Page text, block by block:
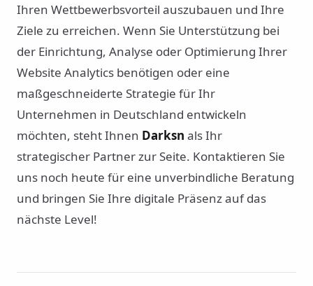
Ihren Wettbewerbsvorteil auszubauen und Ihre
Ziele zu erreichen. Wenn Sie Unterstützung bei
der Einrichtung, Analyse oder Optimierung Ihrer
Website Analytics benötigen oder eine
maßgeschneiderte Strategie für Ihr
Unternehmen in Deutschland entwickeln
möchten, steht Ihnen Darksn als Ihr
strategischer Partner zur Seite. Kontaktieren Sie
uns noch heute für eine unverbindliche Beratung
und bringen Sie Ihre digitale Präsenz auf das
nächste Level!